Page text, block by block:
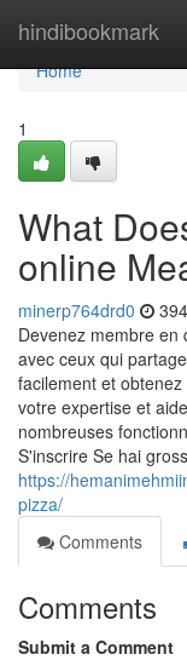
hindibookmark
Home
Home
1
What
online
minerp764drd0
Devenez membre en
avec ceux qui
facilement et
votre expertise et
nombreuses
S'inscrire Se hai
https://
pizza/
Comments
Comments
Submit a Comment